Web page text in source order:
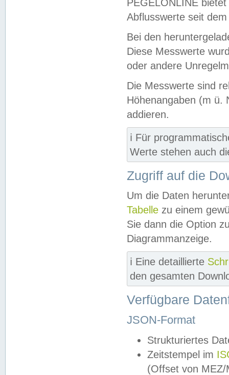
PEGELONLINE
Abflusswerte seit
Bei den
Diese Messwerte
oder andere
Die Messwerte sind
Höhenangaben (m ü.
addieren.
ℹ️ Für
Werte stehen auch
Zugriff auf die
Um die Daten
Tabelle zu einem
Sie dann die Option
Diagrammanzeige.
ℹ️ Eine detaillierte
den gesamten
Verfügbare
JSON-Format
Strukturiertes
Zeitstempel im
(Offset von MEZ/